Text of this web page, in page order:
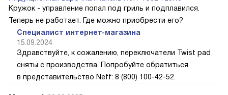
Кружок - управление попал под гриль и подплавился.
Теперь не работает. Где можно приобрести его?
Специалист интернет-магазина
15.09.2024
Здравствуйте, к сожалению, переключатели Twist pad
сняты с производства. Попробуйте обратиться
в представительство Neff: 8 (800) 100-42-52.